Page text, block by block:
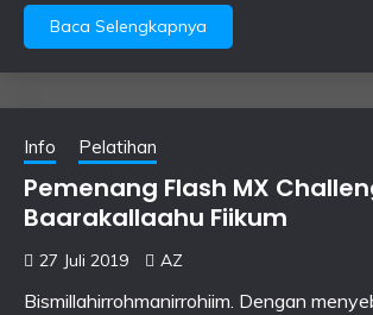
Baca Selengkapnya
Info Pelatihan
Pemenang Flash MX
Baarakallaahu Fiikum
27 Juli 2019 AZ
Bismillahirrohmanirrohiim. Dengan